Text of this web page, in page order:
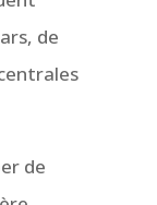
de
de